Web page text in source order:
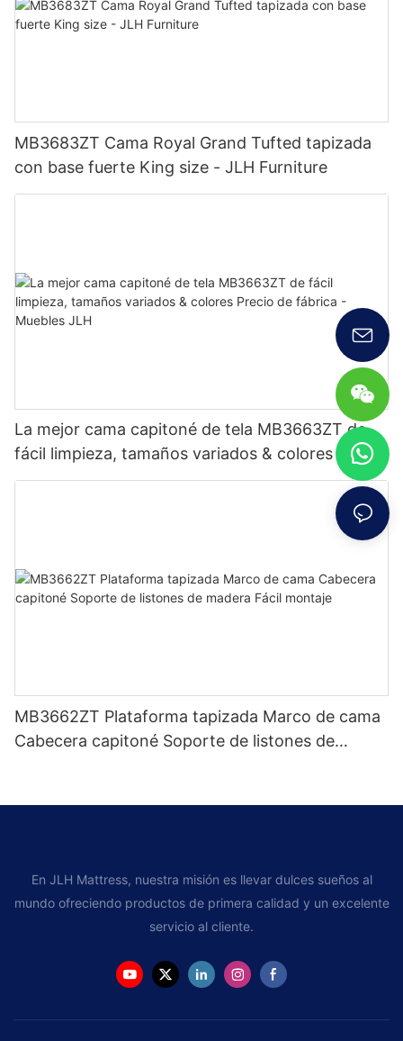
MB3683ZT Cama Royal Grand Tufted tapizada
con base fuerte King size - JLH Furniture
La mejor cama capitoné de tela MB3663ZT de
fácil limpieza, tamaños variados & colores Precio
de fábrica - Muebles JLH
MB3662ZT Plataforma tapizada Marco de cama
Cabecera capitoné Soporte de listones de
En JLH Mattress, nuestra misión es llevar dulces sueños al
mundo ofreciendo productos de primera calidad y un excelente
servicio al cliente.